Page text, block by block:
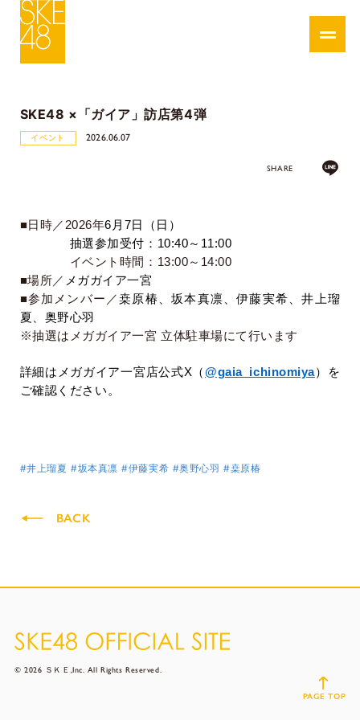
SKE48 ×「ガイア」訪店第4弾
イベント 2026.06.07
SHARE
■日時／ 2026年6 月7日（日）
抽選参加受付： 10:40～ 11:00
イベント時間： 13:00～ 14:00
■場所／ メガガイア一宮
■参加メンバー／桒原椿、坂本真凛、伊藤実希、井上瑠
夏、奥野心羽
※抽選はメガガイア一宮 立体駐車場にて行います
詳細はメガガイア一宮店公式X （@gaia_ichinomiya）を
ご確認ください。
#井上瑠夏 #坂本真凛 #伊藤実希 #奥野心羽 #桒原椿
BACK
© 2026 ＳＫＥ,Inc. All Rights Reserved.
PAGE TOP